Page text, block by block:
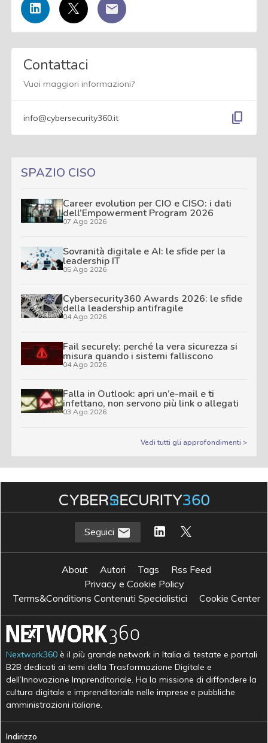
Contattaci
Vuoi maggiori informazioni?
info@cybersecurity360.it content_copy
SPAZIO CISO
Career evolution per CIO e CISO: i dati
dell’Empowerment Program 2026
07 Ago 2026
Sovranità digitale e AI: le sfide per la
leadership IT
05 Ago 2026
Cybersecurity360 Awards 2026: le sfide
della leadership antifragile
04 Ago 2026
Fail securely: perché la vera sicurezza si
misura quando i sistemi falliscono
04 Ago 2026
Falla in Outlook: apri un’e-mail e ti
infettano, non servono più link o allegati
03 Ago 2026
Vedi tutti gli approfondimenti >
Seguici
About Autori Tags
Rss Feed
Privacy e Cookie Policy
Terms&Conditions Contenuti Specialistici
Cookie Center
Nextwork360 è il più grande network in Italia di testate e portali
B2B dedicati ai temi della Trasformazione Digitale e
dell’Innovazione Imprenditoriale. Ha la missione di diffondere la
cultura digitale e imprenditoriale nelle imprese e pubbliche
amministrazioni italiane.
Indirizzo